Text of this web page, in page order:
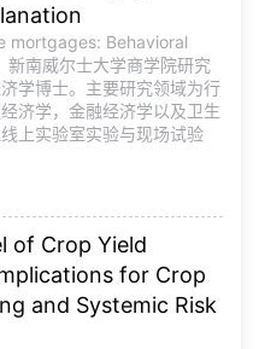
mortgages: Behavioral
南威尔士大学商学院研究
学博士。主要研究领域为行
济学，金融经济学以及卫生
上实验室实验与现场试验
of Crop Yield
for Crop
and Systemic Risk